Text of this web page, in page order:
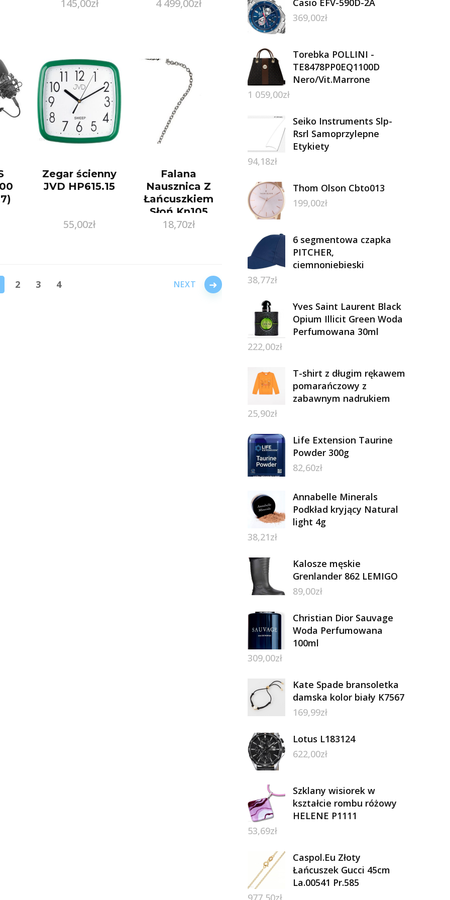
bicia serca z
145,00zł 4 499,00zł
Zegar ścienny
JVD HP615.15
55,00zł
Falana
Nausznica Z
Łańcuszkiem
Słoń Kn105
0,7G
18,70zł
2 3 4 →
369,00zł
Torebka POLLINI -
TE8478PP0EQ1100D
Nero/Vit.Marrone
1 059,00zł
Seiko Instruments Slp-
Rsrl Samoprzylepne
Etykiety
94,18zł
Thom Olson Cbto013
199,00zł
6 segmentowa czapka
PITCHER,
ciemnoniebieski
38,77zł
Yves Saint Laurent Black
Opium Illicit Green Woda
Perfumowana 30ml
222,00zł
T-shirt z długim rękawem
pomarańczowy z
zabawnym nadrukiem
25,90zł
Life Extension Taurine
Powder 300g
82,60zł
Annabelle Minerals
Podkład kryjący Natural
light 4g
38,21zł
Kalosze męskie
Grenlander 862 LEMIGO
89,00zł
Christian Dior Sauvage
Woda Perfumowana
100ml
309,00zł
Kate Spade bransoletka
damska kolor biały K7567
169,99zł
Lotus L183124
622,00zł
Szklany wisiorek w
kształcie rombu różowy
HELENE P1111
53,69zł
Caspol.Eu Złoty
Łańcuszek Gucci 45cm
La.00541 Pr.585